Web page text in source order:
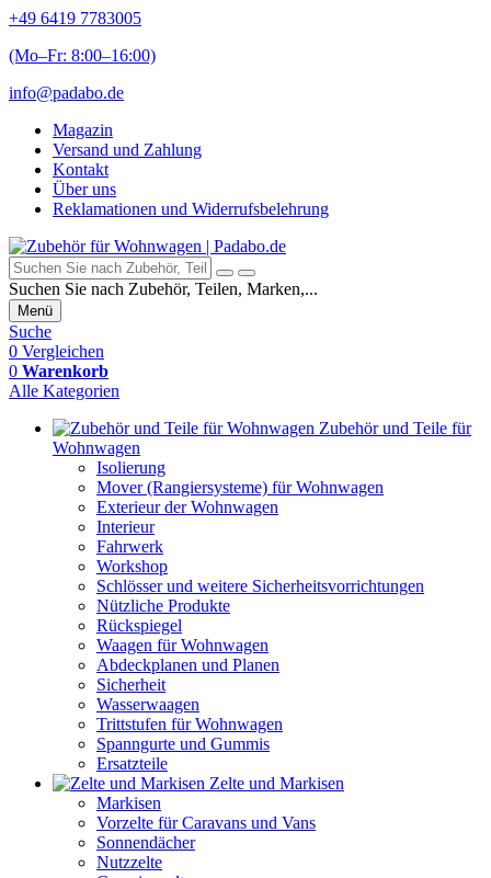
+49 6419 7783005
(Mo–Fr: 8:00–16:00)
info@padabo.de
Magazin
Versand und Zahlung
Kontakt
Über uns
Reklamationen und Widerrufsbelehrung
Suchen Sie nach Zubehör, Teilen, Marken,...
Menü
Suche
0 Vergleichen
0 Warenkorb
Alle Kategorien
Zubehör und Teile für
Wohnwagen
Isolierung
Mover (Rangiersysteme) für Wohnwagen
Exterieur der Wohnwagen
Interieur
Fahrwerk
Workshop
Schlösser und weitere Sicherheitsvorrichtungen
Nützliche Produkte
Rückspiegel
Waagen für Wohnwagen
Abdeckplanen und Planen
Sicherheit
Wasserwaagen
Trittstufen für Wohnwagen
Spanngurte und Gummis
Ersatzteile
Zelte und Markisen
Markisen
Vorzelte für Caravans und Vans
Sonnendächer
Nutzzelte